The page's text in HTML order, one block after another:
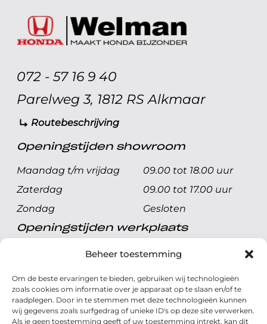
Beheer toestemming
Om de beste ervaringen te bieden, gebruiken wij technologieën
zoals cookies om informatie over je apparaat op te slaan en/of te
raadplegen. Door in te stemmen met deze technologieën kunnen
wij gegevens zoals surfgedrag of unieke ID's op deze site verwerken.
Als je geen toestemming geeft of uw toestemming intrekt, kan dit
072 - 57 16 9 40
Parelweg 3, 1812 RS Alkmaar
Routebeschrijving
Openingstijden showroom
Maandag t/m vrijdag
09.00 tot 18.00 uur
Zaterdag
09.00 tot 17.00 uur
Zondag
Gesloten
Openingstijden werkplaats
Maandag t/m vrijdag
08.00 tot 17.00 uur
Zondag
Gesloten
Volg ons